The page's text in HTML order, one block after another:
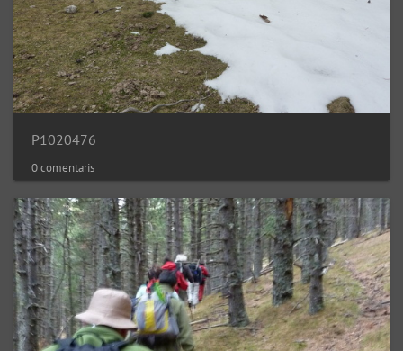
P1020476
0 comentaris